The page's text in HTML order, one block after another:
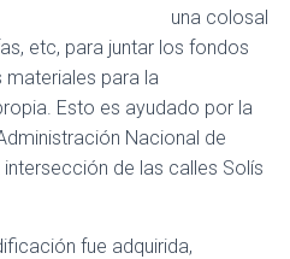
una colosal
etc, para juntar los fondos
materiales para la
Esto es ayudado por la
Nacional de
de las calles Solís
fue adquirida,